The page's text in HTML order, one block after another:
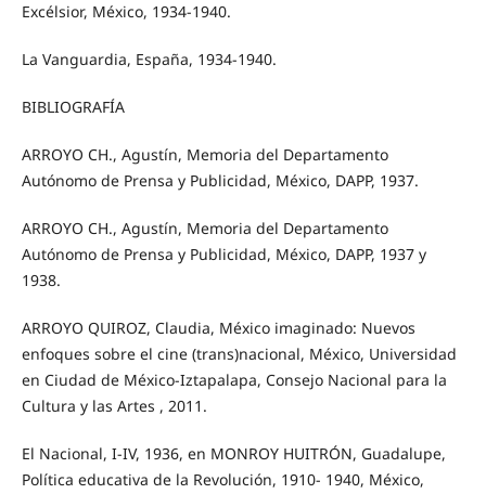
Excélsior, México, 1934-1940.
La Vanguardia, España, 1934-1940.
BIBLIOGRAFÍA
ARROYO CH., Agustín, Memoria del Departamento
Autónomo de Prensa y Publicidad, México, DAPP, 1937.
ARROYO CH., Agustín, Memoria del Departamento
Autónomo de Prensa y Publicidad, México, DAPP, 1937 y
1938.
ARROYO QUIROZ, Claudia, México imaginado: Nuevos
enfoques sobre el cine (trans)nacional, México, Universidad
en Ciudad de México-Iztapalapa, Consejo Nacional para la
Cultura y las Artes , 2011.
El Nacional, I-IV, 1936, en MONROY HUITRÓN, Guadalupe,
Política educativa de la Revolución, 1910- 1940, México,